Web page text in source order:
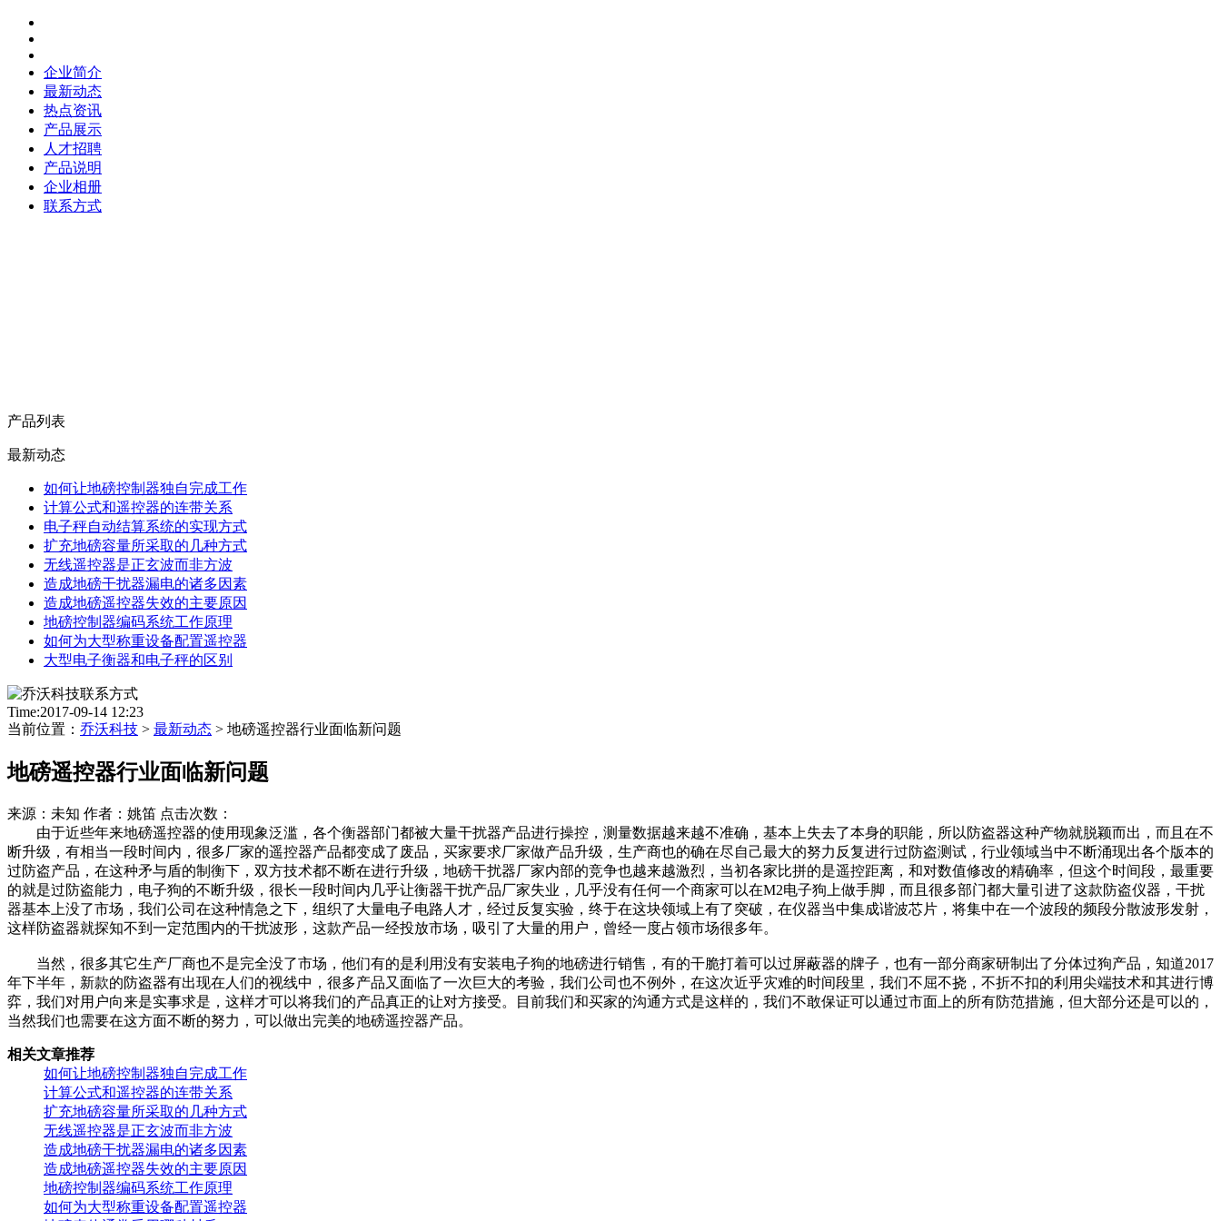
企业简介
最新动态
热点资讯
产品展示
人才招聘
产品说明
企业相册
联系方式
产品列表
最新动态
如何让地磅控制器独自完成工作
计算公式和遥控器的连带关系
电子秤自动结算系统的实现方式
扩充地磅容量所采取的几种方式
无线遥控器是正玄波而非方波
造成地磅干扰器漏电的诸多因素
造成地磅遥控器失效的主要原因
地磅控制器编码系统工作原理
如何为大型称重设备配置遥控器
大型电子衡器和电子秤的区别
Time:2017-09-14 12:23
当前位置： 乔沃科技 > 最新动态 > 地磅遥控器行业面临新问题
地磅遥控器行业面临新问题
来源：未知 作者：姚笛 点击次数：
由于近些年来地磅遥控器的使用现象泛滥，各个衡器部门都被大量干扰器产品进行操控，测量数据越来越不准确，基本上失去了本身的职能，所以防盗器这种产物就脱颖而出，而且在不
断升级，有相当一段时间内，很多厂家的遥控器产品都变成了废品，买家要求厂家做产品升级，生产商也的确在尽自己最大的努力反复进行过防盗测试，行业领域当中不断涌现出各个版本的
过防盗产品，在这种矛与盾的制衡下，双方技术都不断在进行升级，地磅干扰器厂家内部的竞争也越来越激烈，当初各家比拼的是遥控距离，和对数值修改的精确率，但这个时间段，最重要
的就是过防盗能力，电子狗的不断升级，很长一段时间内几乎让衡器干扰产品厂家失业，几乎没有任何一个商家可以在M2电子狗上做手脚，而且很多部门都大量引进了这款防盗仪器，干扰
器基本上没了市场，我们公司在这种情急之下，组织了大量电子电路人才，经过反复实验，终于在这块领域上有了突破，在仪器当中集成谐波芯片，将集中在一个波段的频段分散波形发射，
这样防盗器就探知不到一定范围内的干扰波形，这款产品一经投放市场，吸引了大量的用户，曾经一度占领市场很多年。
当然，很多其它生产厂商也不是完全没了市场，他们有的是利用没有安装电子狗的地磅进行销售，有的干脆打着可以过屏蔽器的牌子，也有一部分商家研制出了分体过狗产品，知道2017
年下半年，新款的防盗器有出现在人们的视线中，很多产品又面临了一次巨大的考验，我们公司也不例外，在这次近乎灾难的时间段里，我们不屈不挠，不折不扣的利用尖端技术和其进行博
弈，我们对用户向来是实事求是，这样才可以将我们的产品真正的让对方接受。目前我们和买家的沟通方式是这样的，我们不敢保证可以通过市面上的所有防范措施，但大部分还是可以的，
当然我们也需要在这方面不断的努力，可以做出完美的地磅遥控器产品。
相关文章推荐
如何让地磅控制器独自完成工作
计算公式和遥控器的连带关系
扩充地磅容量所采取的几种方式
无线遥控器是正玄波而非方波
造成地磅干扰器漏电的诸多因素
造成地磅遥控器失效的主要原因
地磅控制器编码系统工作原理
如何为大型称重设备配置遥控器